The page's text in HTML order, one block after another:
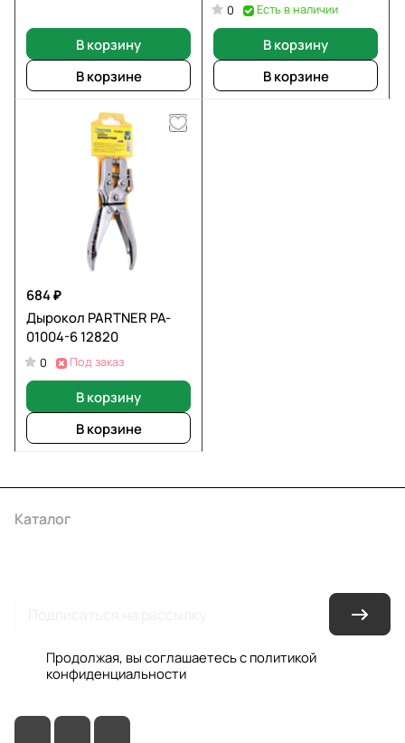
В корзину
В корзине
0 Есть в наличии
В корзину
В корзине
684 ₽
Дырокол PARTNER PA-
01004-6 12820
0 Под заказ
В корзину
В корзине
Каталог
Продолжая, вы соглашаетесь с политикой
конфиденциальности